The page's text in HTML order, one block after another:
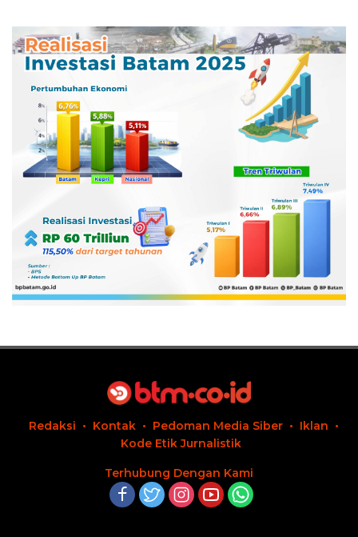
Redaksi Kontak Pedoman Media Siber
Iklan
Kode Etik Jurnalistik
Terhubung Dengan Kami